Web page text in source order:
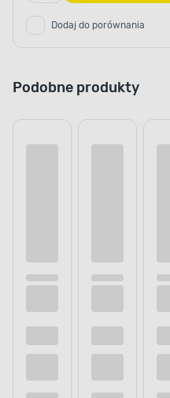
Dodaj do porównania
Podobne produkty